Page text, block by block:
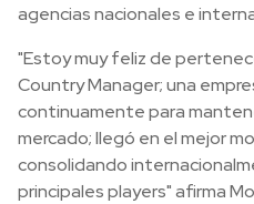
agencias nacionales e
"Estoy muy feliz de
Country Manager; una
continuamente para
mercado; llegó en el mejor
consolidando
principales players" afirma